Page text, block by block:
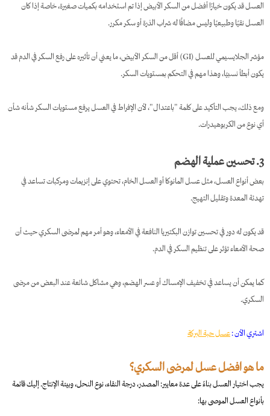
العسل قد يكون خيارًا أفضل من السكر الأبيض إذا تم استخدامه بكميات صغيرة، خاصة إذا كان
العسل نقيًا وطبيعيًا وليس مضافًا له شراب الذرة أو سكر مكرر.
مؤشر الجلايسيمي للعسل (GI) أقل من السكر الأبيض، ما يعني أن تأثيره على رفع السكر في الدم قد
يكون أبطأ نسبيًا، وهذا مهم في التحكم بمستويات السكر.
ومع ذلك، يجب التأكيد على كلمة "باعتدال"، لأن الإفراط في العسل يرفع مستويات السكر شأنه شأن
أي نوع من الكربوهيدرات.
3. تحسين عملية الهضم
بعض أنواع العسل، مثل عسل المانوكا أو العسل الخام، تحتوي على إنزيمات ومركبات تساعد في
تهدئة المعدة وتقليل التهيج.
قد يكون له دور في تحسين توازن البكتيريا النافعة في الأمعاء، وهو أمر مهم لمرضى السكري حيث أن
صحة الأمعاء تؤثر على تنظيم السكر في الدم.
كما يمكن أن يساعد في تخفيف الإمساك أو عسر الهضم، وهي مشاكل شائعة عند البعض من مرضى
السكري.
اشتري الأن :عسل حبة البركة
ما هو افضل عسل لمرضى السكري؟
يجب اختيار العسل بناءً على عدة معايير: المصدر، درجة النقاء، نوع النحل، وبيئة الإنتاج. إليك قائمة
بأنواع العسل الموصى بها: